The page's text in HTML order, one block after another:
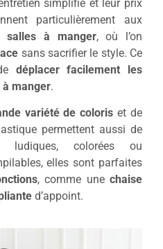
simplifié et leur prix
particulièrement aux
salles à manger, où l’on
sans sacrifier le style. Ce
déplacer facilement les
à manger.
variété de coloris et de
permettent aussi de
ludiques, colorées ou
elles sont parfaites
, comme unechaise
d’appoint.